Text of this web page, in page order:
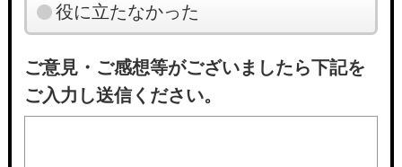
役に立たなかった
ご意見・ご感想等がございましたら下記を
ご入力し送信ください。